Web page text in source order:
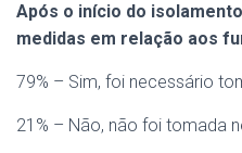
Após o início do
medidas em relação aos
79% – Sim, foi necessário
21% – Não, não foi tomada